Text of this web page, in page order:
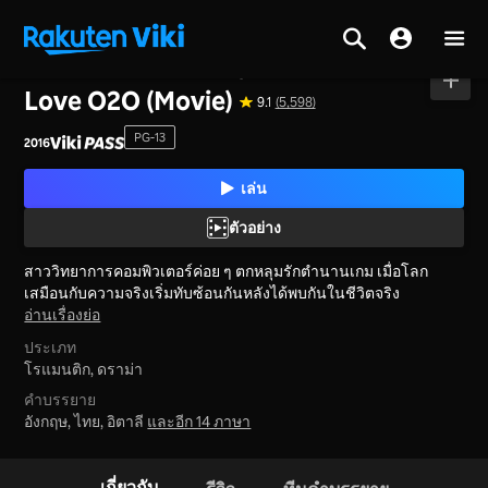
Love O2O (Movie) 9.1 (5,598)
2016 PG-13
เล่น
ตัวอย่าง
สาววิทยาการคอมพิวเตอร์ค่อย ๆ ตกหลุมรักตำนานเกม เมื่อโลก
เสมือนกับความจริงเริ่มทับซ้อนกันหลังได้พบกันในชีวิตจริง
อ่านเรื่องย่อ
ประเภท
โรแมนติก, ดราม่า
คำบรรยาย
อังกฤษ, ไทย, อิตาลี และอีก 14 ภาษา